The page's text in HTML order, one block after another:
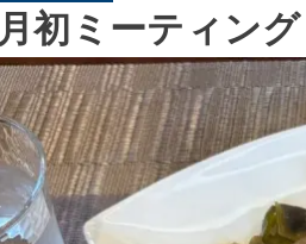
月初ミーティング